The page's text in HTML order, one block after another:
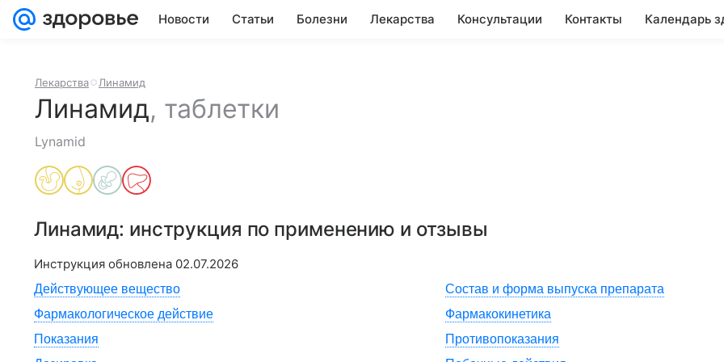
Новости Статьи Болезни Лекарства Консультации Контакты Календарь
Лекарства Линамид
Линамид, таблетки
Lynamid
Линамид: инструкция по применению и отзывы
Инструкция обновлена 02.07.2026
Действующее вещество
Состав и форма выпуска препарата
Фармакологическое действие
Фармакокинетика
Показания
Противопоказания